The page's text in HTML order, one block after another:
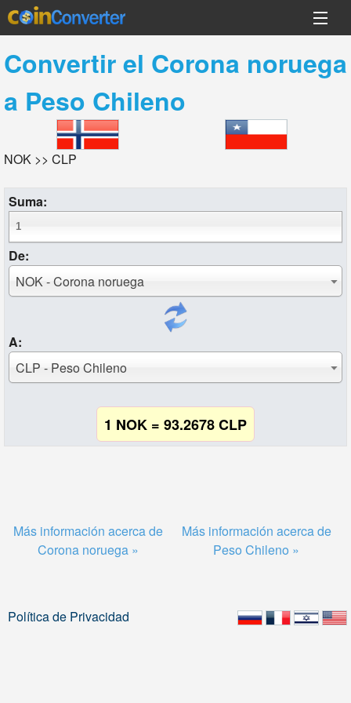
Convertir el Corona noruega
a Peso Chileno
NOK >> CLP
Suma:
De:
NOK - Corona noruega
A:
CLP - Peso Chileno
1 NOK = 93.2678 CLP
Más información acerca de
Corona noruega »
Más información acerca de
Peso Chileno »
Política de Privacidad